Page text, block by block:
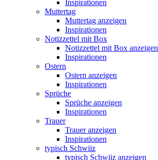
Inspirationen
Muttertag
Muttertag anzeigen
Inspirationen
Notizzettel mit Box
Notizzettel mit Box anzeigen
Inspirationen
Ostern
Ostern anzeigen
Inspirationen
Sprüche
Sprüche anzeigen
Inspirationen
Trauer
Trauer anzeigen
Inspirationen
typisch Schwiiz
typisch Schwiiz anzeigen